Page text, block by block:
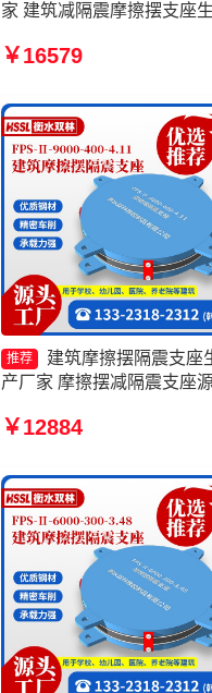
家 建筑减隔震摩擦摆支座
10000-300-3.48 摩擦抗震
￥16579
推荐
建筑摩擦摆隔震支座
产厂家 摩擦摆减隔震支座
9000-350-3.81生产厂家 摩
4.11厂家
￥12884